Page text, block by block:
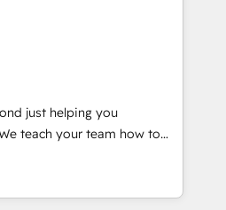
API Integration project... ⬅️
⬅️ to access 150+ Kickstart
put HubSpot in the center
or
or Paypal 💰 Sage or
Microsoft ✍️ DocuSign or
Integrations"
data across... 🔄 any
just helping you
of They Ask, You
HubSpot partner built